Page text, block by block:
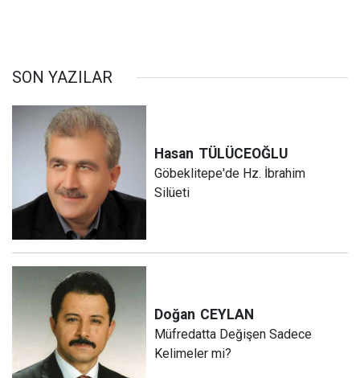
SON YAZILAR
Hasan TÜLÜCEOĞLU
Göbeklitepe'de Hz. İbrahim
Silüeti
Doğan CEYLAN
Müfredatta Değişen Sadece
Kelimeler mi?